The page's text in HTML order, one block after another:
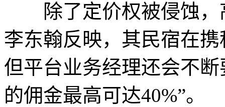
除了定价权被侵蚀，
李东翰反映，其民宿在
但平台业务经理还会不
的佣金最高可达40%”。